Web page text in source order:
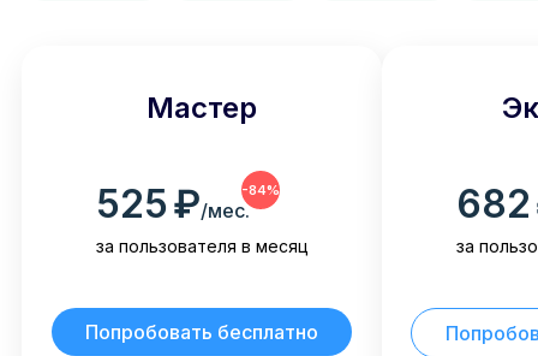
Мастер
525₽/мес.
-84%
за пользователя в месяц
Попробовать бесплатно
682
за